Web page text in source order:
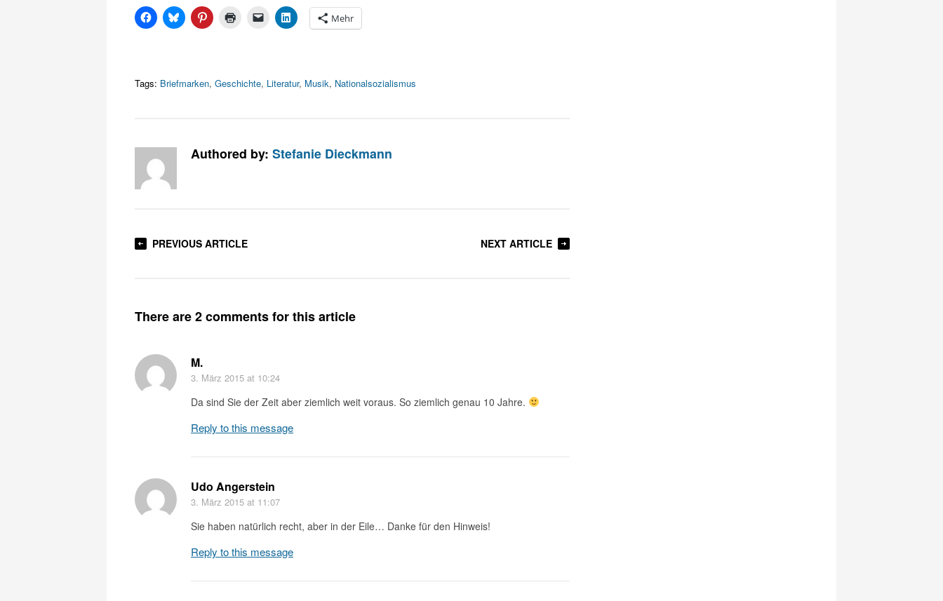
Mehr
Tags: Briefmarken, Geschichte, Literatur, Musik, Nationalsozialismus
Authored by: Stefanie Dieckmann
PREVIOUS ARTICLE NEXT ARTICLE
There are 2 comments for this article
M.
3. März 2015 at 10:24
Da sind Sie der Zeit aber ziemlich weit voraus. So ziemlich genau 10 Jahre.
Reply to this message
Udo Angerstein
3. März 2015 at 11:07
Sie haben natürlich recht, aber in der Eile… Danke für den Hinweis!
Reply to this message